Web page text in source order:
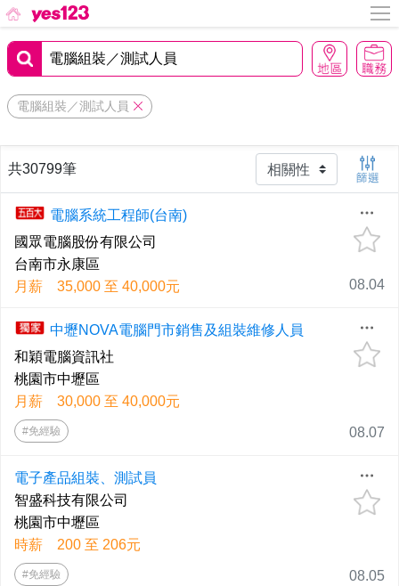
電腦組裝／測試人員
共30799筆
電腦系統工程師(台南)
國眾電腦股份有限公司
台南市永康區
月薪 35,000 至 40,000元
08.04
中壢NOVA電腦門市銷售及組裝維修人員
和穎電腦資訊社
桃園市中壢區
月薪 30,000 至 40,000元
#免經驗 08.07
電子產品組裝、測試員
智盛科技有限公司
桃園市中壢區
時薪 200 至 206元
#免經驗 08.05